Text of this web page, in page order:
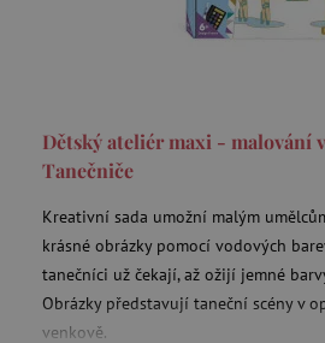
Dětský ateliér maxi - malování
Tanečniče
Kreativní sada umožní malým
krásné obrázky pomocí vodových
tanečníci už čekají, až ožijí jemné
Obrázky představují taneční scény v
venkově.
PHPSESSID